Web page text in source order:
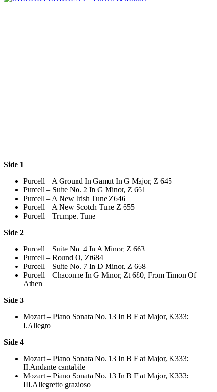
Side 1
Purcell – A Ground In Gamut In G Major, Z 645
Purcell – Suite No. 2 In G Minor, Z 661
Purcell – A New Irish Tune Z646
Purcell – A New Scotch Tune Z 655
Purcell – Trumpet Tune
Side 2
Purcell – Suite No. 4 In A Minor, Z 663
Purcell – Round O, Zt684
Purcell – Suite No. 7 In D Minor, Z 668
Purcell – Chaconne In G Minor, Zt 680, From Timon Of
Athen
Side 3
Mozart – Piano Sonata No. 13 In B Flat Major, K333:
I.Allegro
Side 4
Mozart – Piano Sonata No. 13 In B Flat Major, K333:
II.Andante cantabile
Mozart – Piano Sonata No. 13 In B Flat Major, K333:
III.Allegretto grazioso